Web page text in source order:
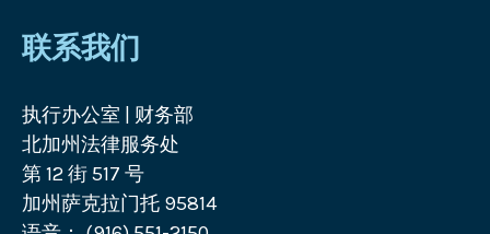
联系我们
执行办公室 | 财务部
北加州法律服务处
第 12 街 517 号
加州萨克拉门托 95814